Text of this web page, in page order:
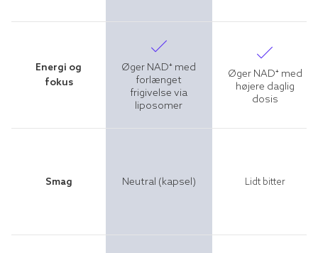
Energi og
fokus
Smag
Øger NAD⁺ med
forlænget
frigivelse via
liposomer
Neutral (kapsel)
Øger NAD⁺ med
højere daglig
dosis
Lidt bitter